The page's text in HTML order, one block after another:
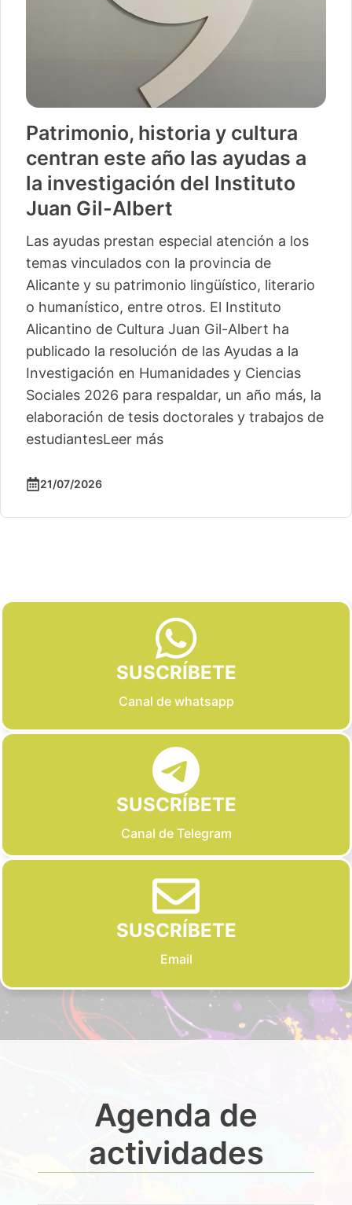
Patrimonio, historia y cultura
centran este año las ayudas a
la investigación del Instituto
Juan Gil-Albert
Las ayudas prestan especial atención a los
temas vinculados con la provincia de
Alicante y su patrimonio lingüístico, literario
o humanístico, entre otros. El Instituto
Alicantino de Cultura Juan Gil-Albert ha
publicado la resolución de las Ayudas a la
Investigación en Humanidades y Ciencias
Sociales 2026 para respaldar, un año más, la
elaboración de tesis doctorales y trabajos de
estudiantesLeer más
21/07/2026
SUSCRÍBETE
Canal de whatsapp
SUSCRÍBETE
Canal de Telegram
SUSCRÍBETE
Email
Agenda de
actividades